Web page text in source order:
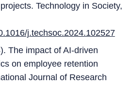
Technology in Society,
j.techsoc.2024.102527
The impact of AI-driven
on employee retention
Journal of Research